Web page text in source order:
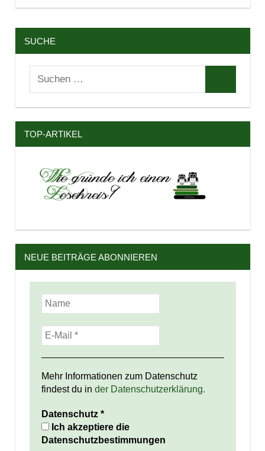
SUCHE
Suchen
TOP-ARTIKEL
NEUE BEITRÄGE ABONNIEREN
Mehr Informationen zum Datenschutz
findest du in der Datenschutzerklärung.
Datenschutz *
Ich akzeptiere die
Datenschutzbestimmungen